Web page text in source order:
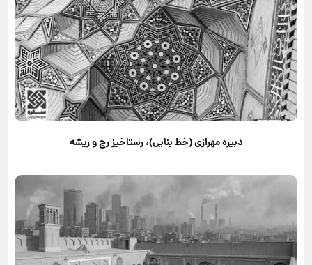
دبیره مهرازی (خط بنایی)، رستاخیزِ رج و ریشه